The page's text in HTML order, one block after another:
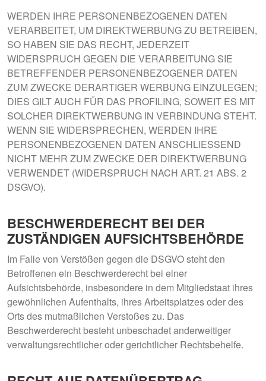
WERDEN IHRE PERSONENBEZOGENEN DATEN
VERARBEITET, UM DIREKTWERBUNG ZU BETREIBEN,
SO HABEN SIE DAS RECHT, JEDERZEIT
WIDERSPRUCH GEGEN DIE VERARBEITUNG SIE
BETREFFENDER PERSONENBEZOGENER DATEN
ZUM ZWECKE DERARTIGER WERBUNG EINZULEGEN;
DIES GILT AUCH FÜR DAS PROFILING, SOWEIT ES MIT
SOLCHER DIREKTWERBUNG IN VERBINDUNG STEHT.
WENN SIE WIDERSPRECHEN, WERDEN IHRE
PERSONENBEZOGENEN DATEN ANSCHLIESSEND
NICHT MEHR ZUM ZWECKE DER DIREKTWERBUNG
VERWENDET (WIDERSPRUCH NACH ART. 21 ABS. 2
DSGVO).
BESCHWERDE­RECHT BEI DER
ZUSTÄNDIGEN AUFSICHTS­BEHÖRDE
Im Falle von Verstößen gegen die DSGVO steht den
Betroffenen ein Beschwerderecht bei einer
Aufsichtsbehörde, insbesondere in dem Mitgliedstaat ihres
gewöhnlichen Aufenthalts, ihres Arbeitsplatzes oder des
Orts des mutmaßlichen Verstoßes zu. Das
Beschwerderecht besteht unbeschadet anderweitiger
verwaltungsrechtlicher oder gerichtlicher Rechtsbehelfe.